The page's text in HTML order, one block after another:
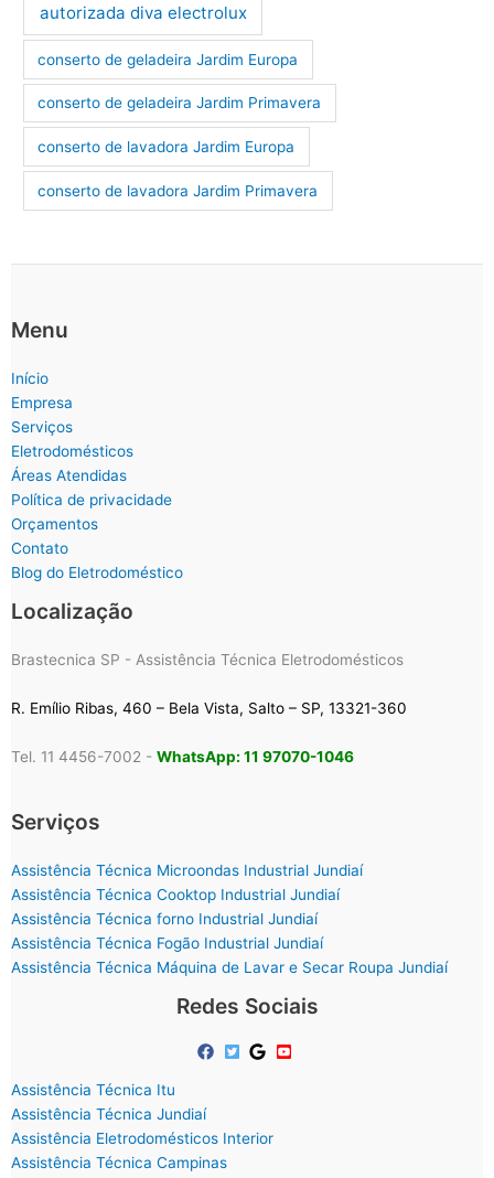
autorizada diva electrolux
conserto de geladeira Jardim Europa
conserto de geladeira Jardim Primavera
conserto de lavadora Jardim Europa
conserto de lavadora Jardim Primavera
Menu
Início
Empresa
Serviços
Eletrodomésticos
Áreas Atendidas
Política de privacidade
Orçamentos
Contato
Blog do Eletrodoméstico
Localização
Brastecnica SP - Assistência Técnica Eletrodomésticos
R. Emílio Ribas, 460 – Bela Vista, Salto – SP, 13321-360
Tel. 11 4456-7002 - WhatsApp: 11 97070-1046
Serviços
Assistência Técnica Microondas Industrial Jundiaí
Assistência Técnica Cooktop Industrial Jundiaí
Assistência Técnica forno Industrial Jundiaí
Assistência Técnica Fogão Industrial Jundiaí
Assistência Técnica Máquina de Lavar e Secar Roupa Jundiaí
Redes Sociais
Assistência Técnica Itu
Assistência Técnica Jundiaí
Assistência Eletrodomésticos Interior
Assistência Técnica Campinas